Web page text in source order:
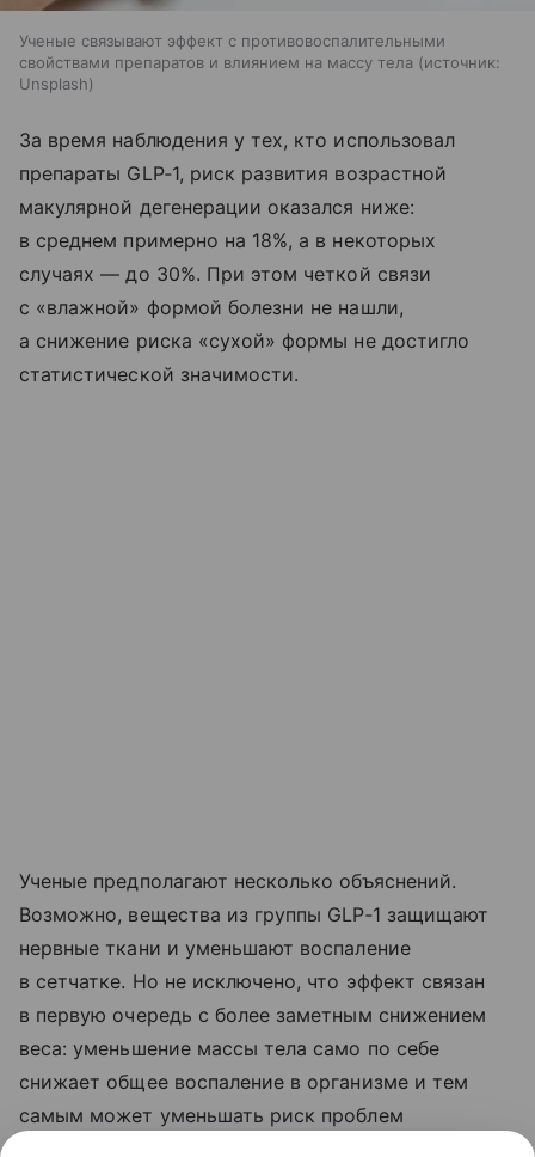
Ученые связывают эффект с противовоспалительными
свойствами препаратов и влиянием на массу тела
источник:
Unsplash
За время наблюдения у тех, кто использовал
препараты GLP‑1, риск развития возрастной
макулярной дегенерации оказался ниже:
в среднем примерно на 18%, а в некоторых
случаях — до 30%. При этом четкой связи
с «влажной» формой болезни не нашли,
а снижение риска «сухой» формы не достигло
статистической значимости.
Ученые предполагают несколько объяснений.
Возможно, вещества из группы GLP‑1 защищают
нервные ткани и уменьшают воспаление
в сетчатке. Но не исключено, что эффект связан
в первую очередь с более заметным снижением
веса: уменьшение массы тела само по себе
снижает общее воспаление в организме и тем
самым может уменьшать риск проблем